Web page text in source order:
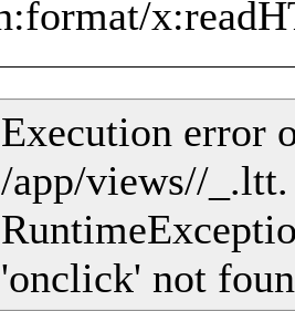
Execution error
/app/views//
'onclick' not